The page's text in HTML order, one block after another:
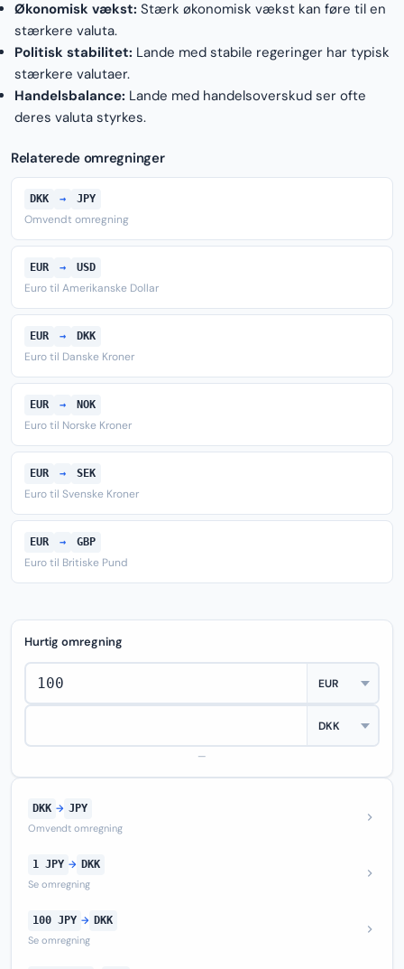
Økonomisk vækst: Stærk økonomisk vækst kan føre til en
stærkere valuta.
Politisk stabilitet: Lande med stabile regeringer har typisk
stærkere valutaer.
Handelsbalance: Lande med handelsoverskud ser ofte
deres valuta styrkes.
Relaterede omregninger
DKK → JPY
Omvendt omregning
EUR → USD
Euro til Amerikanske Dollar
EUR → DKK
Euro til Danske Kroner
EUR → NOK
Euro til Norske Kroner
EUR → SEK
Euro til Svenske Kroner
EUR → GBP
Euro til Britiske Pund
Hurtig omregning
—
DKK → JPY
Omvendt omregning
1 JPY → DKK
Se omregning
100 JPY → DKK
Se omregning